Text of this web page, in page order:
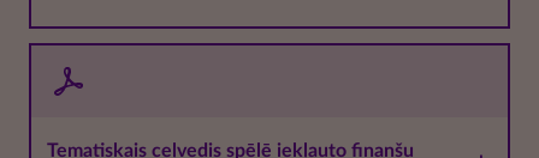
Tematiskais ceļvedis spēlē iekļauto finanšu